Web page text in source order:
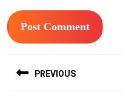
navigation
PREVIOUS